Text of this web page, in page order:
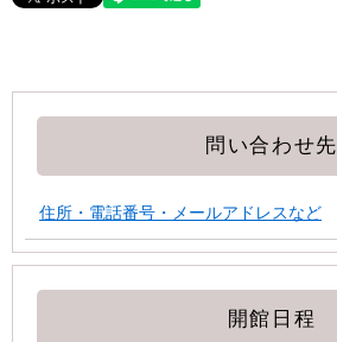
問い合わせ先
住所・電話番号・メールアドレスなど
開館日程